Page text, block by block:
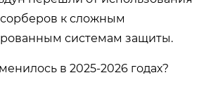
к сложным
системам защиты.
в 2025-2026 годах?